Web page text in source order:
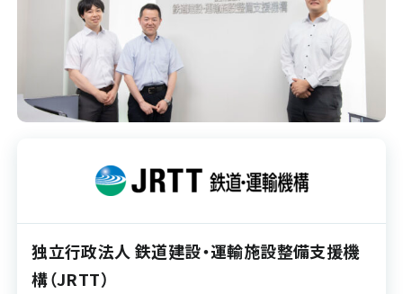
独立行政法人 鉄道建設・運輸施設整備支援機
構（JRTT）